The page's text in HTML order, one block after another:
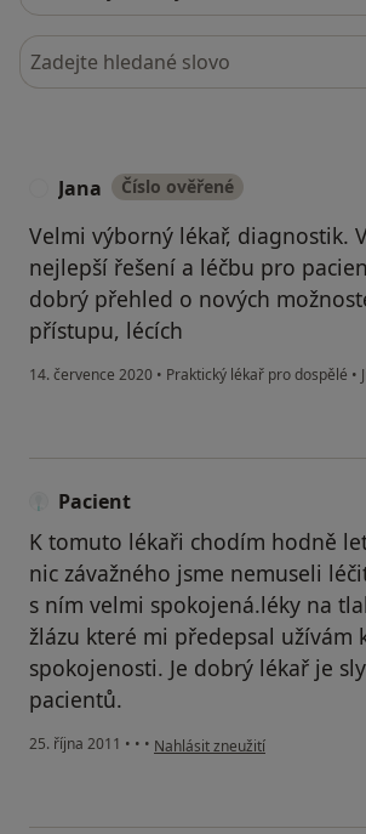
Hledejte v názorech
Jana Číslo ověřené
Velmi výborný lékař, diagnostik.
nejlepší řešení a léčbu pro
dobrý přehled o nových
přístupu, lécích
14. července 2020 • Praktický lékař pro dospělé •
Pacient
K tomuto lékaři chodím hodně
nic závažného jsme nemuseli
s ním velmi spokojená.léky na
žlázu které mi předepsal užívám
spokojenosti. Je dobrý lékař je
pacientů.
25. října 2011 • • • podle názoru uživatele Pacient
Nahlásit zneužití